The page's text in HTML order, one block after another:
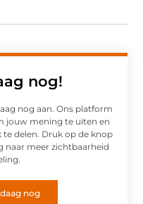
nog!
nog aan. Ons platform
jouw mening te uiten en
delen. Druk op de knop
naar meer zichtbaarheid
nog